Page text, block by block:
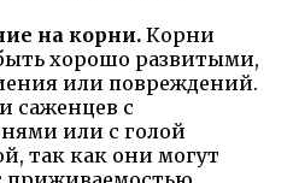
на корни. Корни
хорошо развитыми,
или повреждений.
саженцев с
или с голой
так как они могут